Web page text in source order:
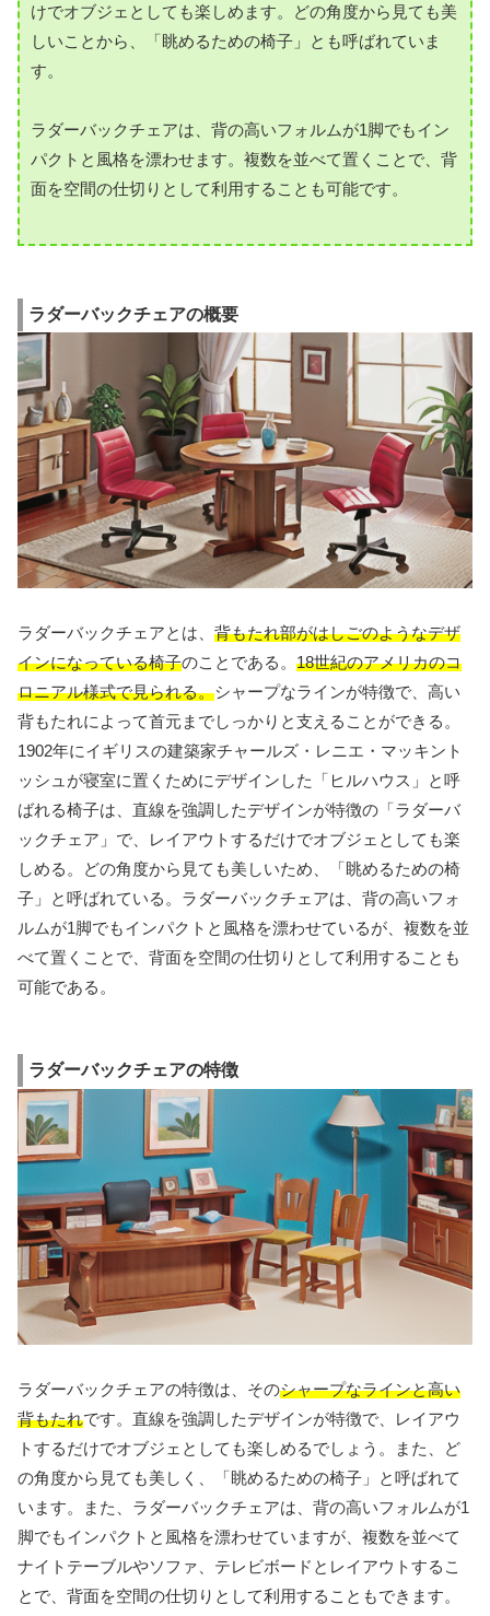
けでオブジェとしても楽しめます。どの角度から見ても美
しいことから、「眺めるための椅子」とも呼ばれていま
す。
ラダーバックチェアは、背の高いフォルムが1脚でもイン
パクトと風格を漂わせます。複数を並べて置くことで、背
面を空間の仕切りとして利用することも可能です。
ラダーバックチェアの概要
ラダーバックチェアとは、 背もたれ部がはしごのようなデザ
インになっている椅子のことである。 18世紀のアメリカのコ
ロニアル様式で見られる。シャープなラインが特徴で、高い
背もたれによって首元までしっかりと支えることができる。
1902年にイギリスの建築家チャールズ・レニエ・マッキント
ッシュが寝室に置くためにデザインした「ヒルハウス」と呼
ばれる椅子は、直線を強調したデザインが特徴の「ラダーバ
ックチェア」で、レイアウトするだけでオブジェとしても楽
しめる。どの角度から見ても美しいため、「眺めるための椅
子」と呼ばれている。ラダーバックチェアは、背の高いフォ
ルムが1脚でもインパクトと風格を漂わせているが、複数を並
べて置くことで、背面を空間の仕切りとして利用することも
可能である。
ラダーバックチェアの特徴
ラダーバックチェアの特徴は、そのシャープなラインと高い
背もたれです。直線を強調したデザインが特徴で、レイアウ
トするだけでオブジェとしても楽しめるでしょう。また、ど
の角度から見ても美しく、「眺めるための椅子」と呼ばれて
います。また、ラダーバックチェアは、背の高いフォルムが1
脚でもインパクトと風格を漂わせていますが、複数を並べて
ナイトテーブルやソファ、テレビボードとレイアウトするこ
とで、背面を空間の仕切りとして利用することもできます。